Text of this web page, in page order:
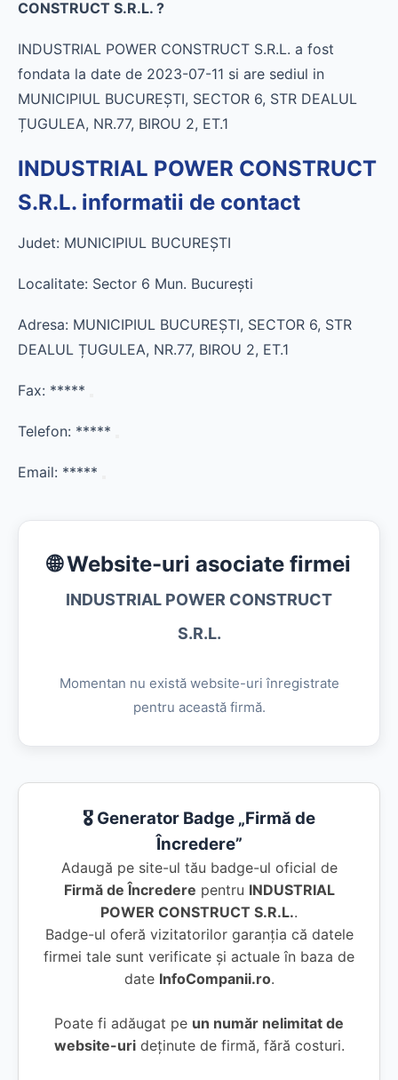
CONSTRUCT S.R.L. ?
INDUSTRIAL POWER CONSTRUCT S.R.L. a fost
fondata la date de 2023-07-11 si are sediul in
MUNICIPIUL BUCUREŞTI, SECTOR 6, STR DEALUL
ȚUGULEA, NR.77, BIROU 2, ET.1
INDUSTRIAL POWER CONSTRUCT
S.R.L. informatii de contact
Judet: MUNICIPIUL BUCUREŞTI
Localitate: Sector 6 Mun. Bucureşti
Adresa: MUNICIPIUL BUCUREŞTI, SECTOR 6, STR
DEALUL ȚUGULEA, NR.77, BIROU 2, ET.1
Fax: *****
Telefon: *****
Email: *****
🌐 Website-uri asociate firmei
INDUSTRIAL POWER CONSTRUCT
S.R.L.
Momentan nu există website-uri înregistrate
pentru această firmă.
🎖️ Generator Badge „Firmă de
Încredere”
Adaugă pe site-ul tău badge-ul oficial de
Firmă de Încredere pentru INDUSTRIAL
POWER CONSTRUCT S.R.L..
Badge-ul oferă vizitatorilor garanția că datele
firmei tale sunt verificate și actuale în baza de
date InfoCompanii.ro.
Poate fi adăugat pe un număr nelimitat de
website-urideținute de firmă, fără costuri.